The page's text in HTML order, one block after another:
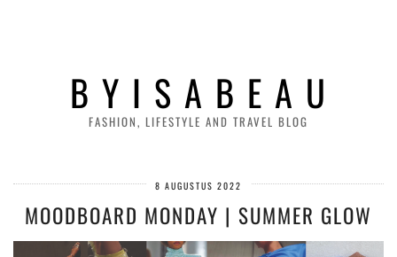
B Y I S A B E A U
FASHION, LIFESTYLE AND TRAVEL BLOG
8 AUGUSTUS 2022
MOODBOARD MONDAY | SUMMER GLOW